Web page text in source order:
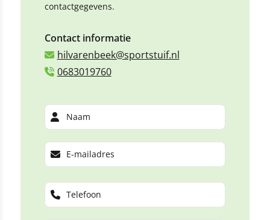
contactgegevens.
Contact informatie
hilvarenbeek@sportstuif.nl
0683019760